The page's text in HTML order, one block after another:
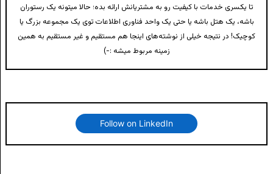
تا یکسری خدمات با کیفیت رو به مشتریانش ارائه بده؛ حالا میتونه یک رستوران
باشه، یک هتل باشه یا حتی یک واحد فناوری اطلاعات توی یک مجموعه بزرگ یا
کوچیک! در نتیجه خیلی از نوشته‌های اینجا هم مستقیم و غیر مستقیم به همین
زمینه مربوط میشه :-)
Follow on LinkedIn